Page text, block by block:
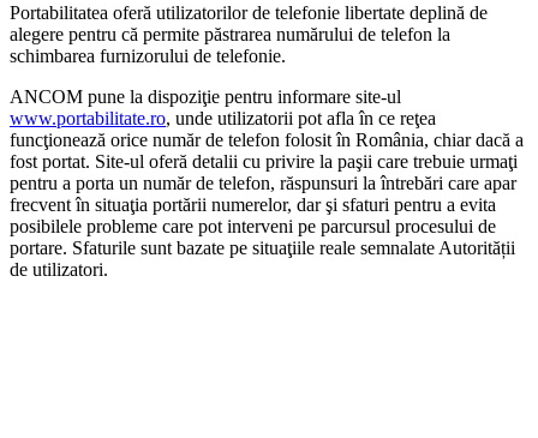
Portabilitatea oferă utilizatorilor de telefonie libertate deplină de
alegere pentru că permite păstrarea numărului de telefon la
schimbarea furnizorului de telefonie.
ANCOM pune la dispoziţie pentru informare site-ul
www.portabilitate.ro, unde utilizatorii pot afla în ce reţea
funcţionează orice număr de telefon folosit în România, chiar dacă a
fost portat. Site-ul oferă detalii cu privire la paşii care trebuie urmaţi
pentru a porta un număr de telefon, răspunsuri la întrebări care apar
frecvent în situaţia portării numerelor, dar şi sfaturi pentru a evita
posibilele probleme care pot interveni pe parcursul procesului de
portare. Sfaturile sunt bazate pe situaţiile reale semnalate Autorității
de utilizatori.